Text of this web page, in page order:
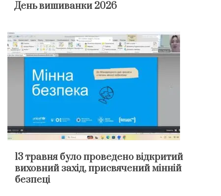
День вишиванки 2026
13 травня було проведено відкритий
виховний захід, присвячений мінній
безпеці